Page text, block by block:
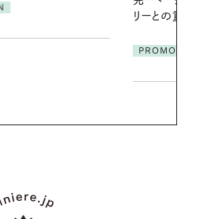
けも素敵な大人の